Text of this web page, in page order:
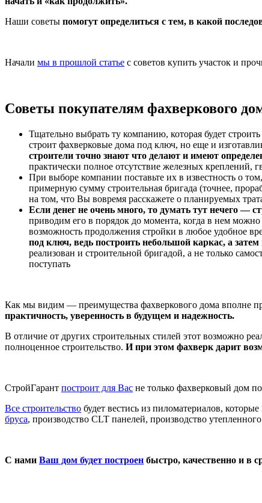
Наши советы помогут определиться с тем, в какой
Начали мы в прошлой статье с советов купить участок и
Советы покупателям фахверкового
Тщательно выбрать ту компанию, которая будет
строит фахверковые дома под ключ, но еще и
строители точно знают что делают и имеют
практически полное отсутствие железных креплений,
При выборе компании поставьте их в известность о том,
примерную сумму строительная бригада (точнее,
на том, что Вы вовремя расскажете о планируемых
Если денег не очень много, то думать тут нечего —
приводим его в порядок до момента, когда в нем
возможность продолжения стройки в любое удобное
под ключ, ведь построить небольшой каркас, а
реализован и строительной бригадой, а не только
поступать
Как мы видим — преимущества фахверкового дома вполне
практичность, уверенность в будущем и надежность.
В отличие от других строительных стилей этот возможно
полноценное строительство. И при этом фахверк дарит
СтройГарант построит для Вас не только фахверковый дом
Все строительство будет вестись из пиломатериалов,
бруса, производство CLT панелей, производство
С нами Ваш дом будет построен быстро, качественно и в